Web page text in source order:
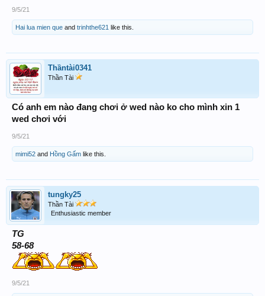
9/5/21
Hai lua mien que and trinhthe621 like this.
Thầntài0341
Thần Tài
Có anh em nào đang chơi ở wed nào ko cho mình xin 1
wed chơi với
9/5/21
mimi52 and Hồng Gấm like this.
tungky25
Thần Tài
Enthusiastic member
TG
58-68
9/5/21